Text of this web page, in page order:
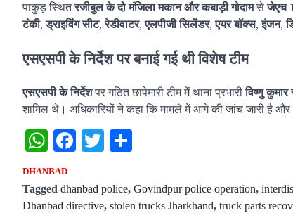
पाकुड़ स्थितरजीबुल के दो मंजिला मकान और कबाड़ी गोदामसेजेएच
टंकी,ड्राइविंग सीट,रेडीवाटर,एलपीजी सिलेंडर,एयर बॉक्स,इंजन,
एसएसपी के निर्देश पर बनाई गई थी विशेष टीम
एसएसपी के निर्देशपर गठित छापेमारी टीम में थाना प्रभारीविष्णु कुमार
शामिल थे। अधिकारियों ने कहा कि मामले में आगे की जांच जारी है
WhatsApp
Facebook
Twitter
DHANBAD
Tagged dhanbad police, Govindpur police operation,
Dhanbad directive, stolen trucks Jharkhand, truck parts